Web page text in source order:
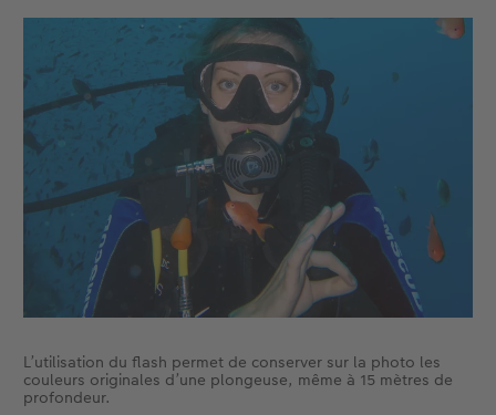
L’utilisation du flash permet de conserver sur la photo les
couleurs originales d’une plongeuse, même à 15 mètres de
profondeur.